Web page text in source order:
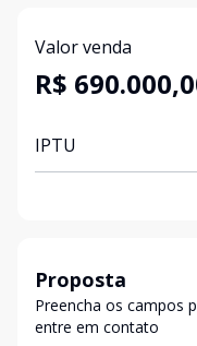
Valor venda
R$
IPTU
Proposta
Preencha os campos
entre em contato